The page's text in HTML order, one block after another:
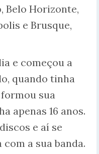
Belo Horizonte,
e Brusque,
e começou a
quando tinha
formou sua
apenas 16 anos.
e aí se
a sua banda.